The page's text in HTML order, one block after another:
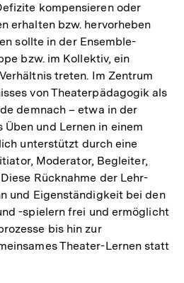
kompensieren oder
erhalten bzw. hervorheben
sollte in der Ensemble-
bzw. im Kollektiv, ein
treten. Im Zentrum
von Theaterpädagogik als
demnach – etwa in der
Üben und Lernen in einem
unterstützt durch eine
Moderator, Begleiter,
Rücknahme der Lehr-
und Eigenständigkeit bei den
-spielern frei und ermöglicht
bis hin zur
Theater-Lernen statt